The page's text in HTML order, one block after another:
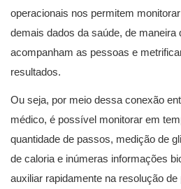
operacionais nos permitem
demais dados da saúde, de maneira
acompanham as pessoas e
resultados.
Ou seja, por meio dessa conexão
médico, é possível monitorar em
quantidade de passos, medição de
de caloria e inúmeras informações
auxiliar rapidamente na resolução